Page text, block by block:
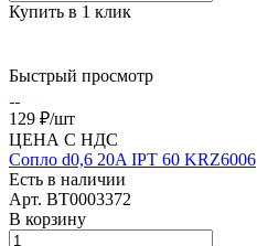
Купить в 1 клик
Быстрый просмотр
129 ₽/шт
ЦЕНА С НДС
Сопло d0,6 20A IPT 60 KRZ6006
Есть в наличии
Арт. BT0003372
В корзину